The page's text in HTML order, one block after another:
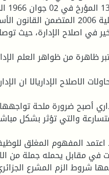
المؤرخ في 15 جويلية 2006
في اصلاح الإدارة، حيث
والتي تؤثر بشكل
مقابل يحمله جملة من